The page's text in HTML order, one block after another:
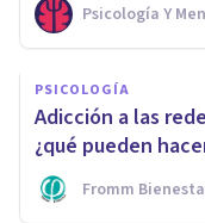
Psicología Y
PSICOLOGÍA
Adicción a las
¿qué pueden
Fromm